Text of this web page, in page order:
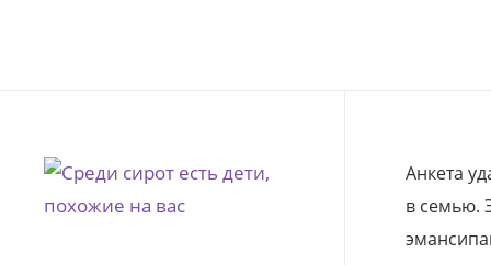
Анкета
в семью.